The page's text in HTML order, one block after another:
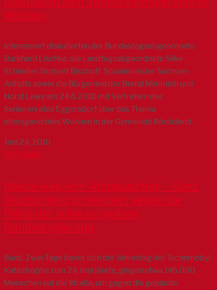
Wohnen
Interessiert diskutierten der Bundestagsabgeordnete
Burkhard Lischka, die Landtagsabgeordnete Silke
Schindler, Norbert Bischoff: Sozialminister Sachsen-
Anhalts sowie die Bürgermeister Bernd Nimmich und
Horst Lewy am 24.6.2010 mit Vertretern des
Seniorenrates Eggersdorf über das Thema
altersgerechtes Wohnen in der Gemeinde Bördeland.
Juni 24, 2010
SPD Halle
Hände weg vom Atomausstieg – Ganz
Deutschland protestiert gegen die
Pläne der schwarz-gelben
Bundesregierung
Bund. Zwei Tage bevor sich der Jahrestag der Tschernobyl-
Katastrophe zum 24. mal jährte, gingen etwa 146.000
Menschen auf die Straße, um gegen die geplante